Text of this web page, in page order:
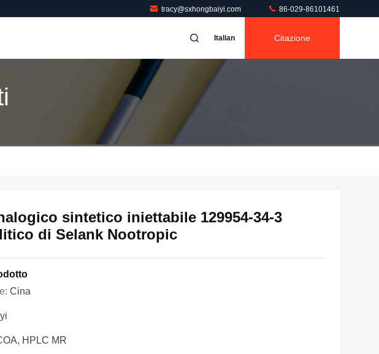
tracy@sxhongbaiyi.com 86-029-86101461
Italian Citazione
sintetico iniettabile 129954-34-3
di Selank Nootropic
Cina
HPLC MR